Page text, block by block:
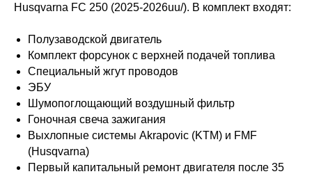
Husqvarna FC 250 (2025-2026uu/). В комплект входят:
Полузаводской двигатель
Комплект форсунок с верхней подачей топлива
Специальный жгут проводов
ЭБУ
Шумопоглощающий воздушный фильтр
Гоночная свеча зажигания
Выхлопные системы Akrapovic (KTM) и FMF
(Husqvarna)
Первый капитальный ремонт двигателя после 35